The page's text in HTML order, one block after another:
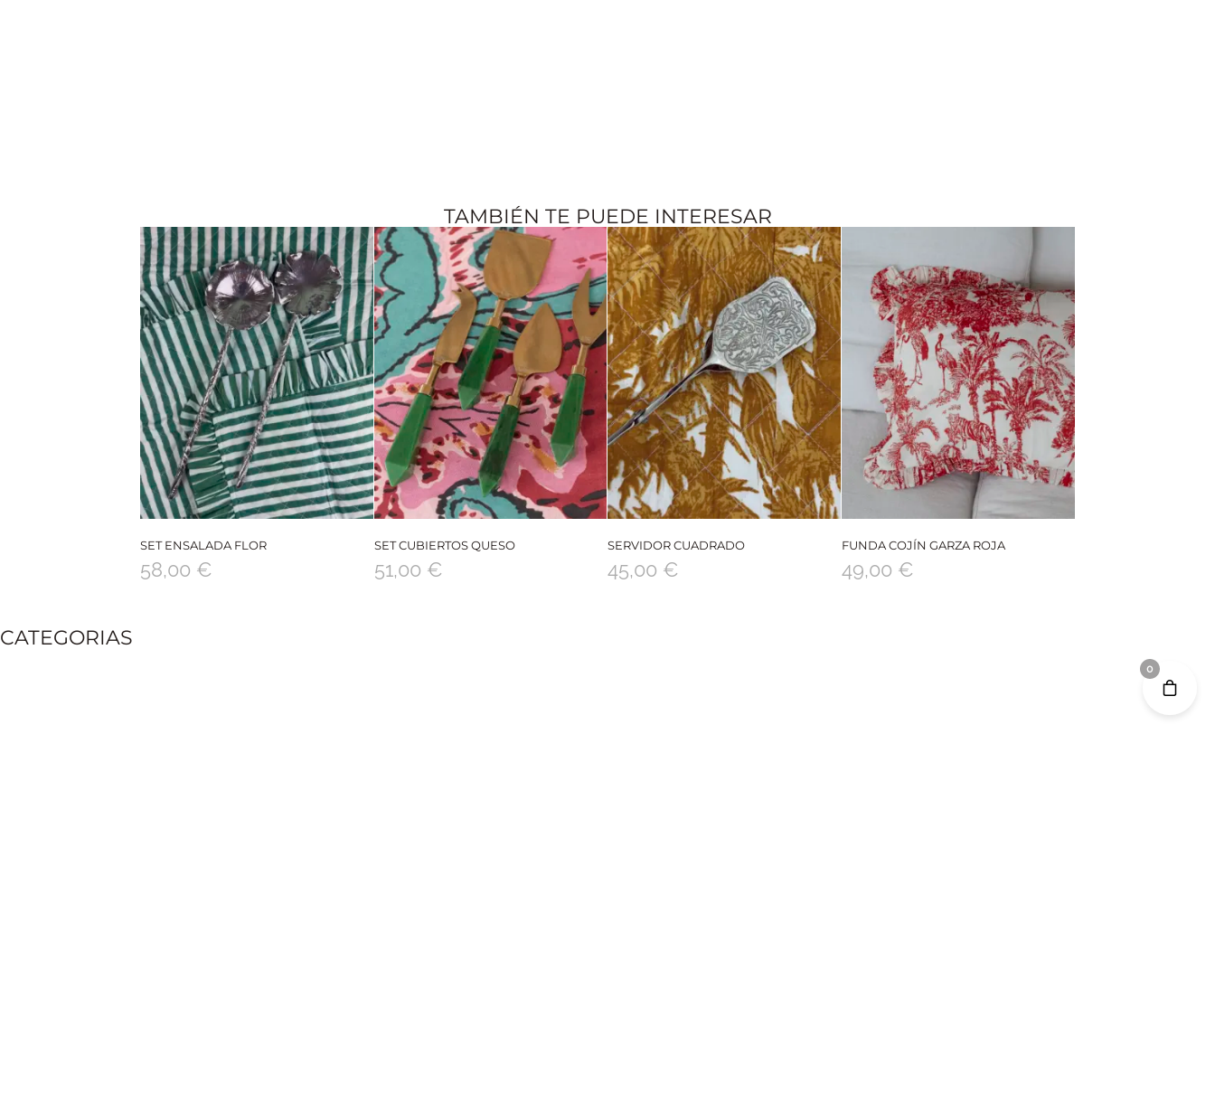
TAMBIÉN TE PUEDE INTERESAR
SET ENSALADA FLOR
58,00 €
SET CUBIERTOS QUESO
51,00 €
SERVIDOR CUADRADO
45,00 €
FUNDA COJÍN GARZA ROJA
49,00 €
CATEGORIAS
0